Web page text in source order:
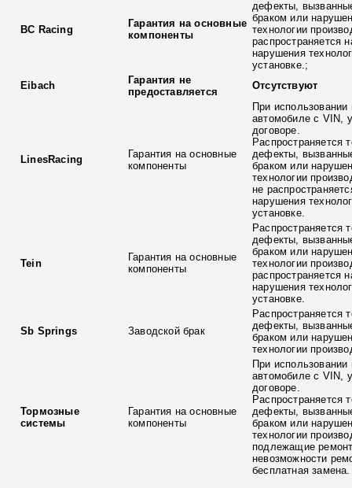
BC Racing
Гарантия на основные
компоненты
дефекты,
браком или
технологии
распространяется
нарушения
установке.;
Eibach
Гарантия не
предоставляется
Отсутствуют
LinesRacing
Гарантия на основные
компоненты
При использовании
автомобиле с VIN,
договоре.
Распространяется
дефекты,
браком или
технологии
не
нарушения
установке.
Tein
Гарантия на основные
компоненты
Распространяется
дефекты,
браком или
технологии
распространяется
нарушения
установке.
Sb Springs Заводской брак
Распространяется
дефекты,
браком или
технологии
Тормозные
системы
Гарантия на основные
компоненты
При использовании
автомобиле с VIN,
договоре.
Распространяется
дефекты,
браком или
технологии
подлежащие
невозможности
бесплатная замена.